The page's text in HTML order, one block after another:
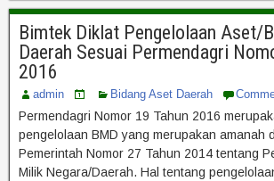
Bimtek Diklat Pengelolaan Aset/
Daerah Sesuai Permendagri
2016
admin Bidang Aset Daerah
Permendagri Nomor 19 Tahun 2016
pengelolaan BMD yang merupakan amanah
Pemerintah Nomor 27 Tahun 2014 tentang
Milik Negara/Daerah. Hal tentang